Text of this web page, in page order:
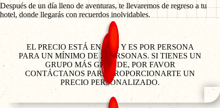
Después de un día lleno de aventuras, te llevaremos de regreso a tu
hotel, donde llegarás con recuerdos inolvidables.
EL PRECIO ESTÁ EN USD Y ES POR PERSONA
PARA UN MÍNIMO DE 2 PERSONAS. SI TIENES UN
GRUPO MÁS GRANDE, POR FAVOR
CONTÁCTANOS PARA PROPORCIONARTE UN
PRECIO PERSONALIZADO.